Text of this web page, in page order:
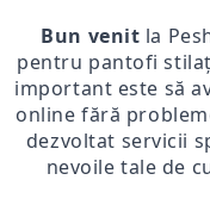
Bun venit la
pentru pantofi
important este să
online fără
dezvoltat servicii
nevoile tale de